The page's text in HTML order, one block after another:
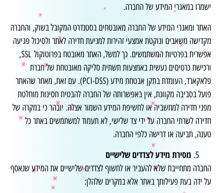
ישמרו במאגרי המידע של החברה.
האתר ומאגרי המידע של החברה מאובטחים בסטנדרט המקובל בשוק, והחברה
מקדישה משאבים ונוקטת אמצעי זהירות למניעת חדירה לאתר ולסיכול פגיעה
אפשרית בפרטיות המשתמשים. כך למשל, האתר מאובטח בפרוטוקול SSL,
ורכישת כרטיסים נעשית באמצעות תשתית סליקה מאובטחת של חברת
פלאקארד, העומדת בתקן אבטחת מידע (PCI-DSS). עם זאת, מאחר שהאתר
פועל בסביבה מקוונת, אין באפשרותה של החברה להבטיח חסינות מוחלטת
מפני חדירה למחשביה או לחשיפת המידע השמור אצלה. יובהר כי במקרה של
חדירה לשרתי החברה על ידי צד שלישי, לא תעמוד למשתמשים באתר כל
טענה, תביעה או דרישה כלפי החברה.
מסירת מידע לצדדים שלישיים
החברה מתחייבת שלא להעביר או לחשוף לצדדים שלישיים את המידע שנאסף
על ידה בעת פעילותך באתר אלא במקרים שלהלן: